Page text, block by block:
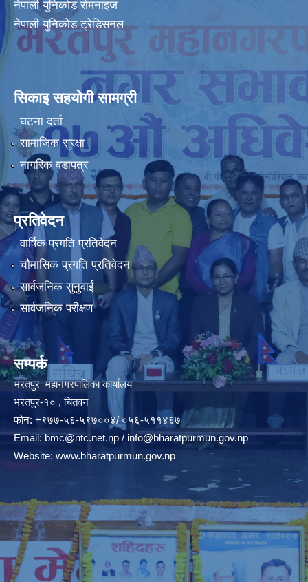
नेपाली युनिकोड रोमनाइज
नेपाली युनिकोड ट्रेडिसनल
सिकाइ सहयोगी सामग्री
घटना दर्ता
सामाजिक सुरक्षा
नागरिक वडापत्र
प्रतिवेदन
वार्षिक प्रगति प्रतिवेदन
चौमासिक प्रगति प्रतिवेदन
सार्वजनिक सुनुवाई
सार्वजनिक परीक्षण
सम्पर्क
भरतपुर महानगरपालिका कार्यालय
भरतपुर-१० , चितवन
फोन: +९७७-५६-५९७००४/ ०५६-५११४६७
Email:bmc@ntc.net.np / info@bharatpurmun.gov.np
Website: www.bharatpurmun.gov.np